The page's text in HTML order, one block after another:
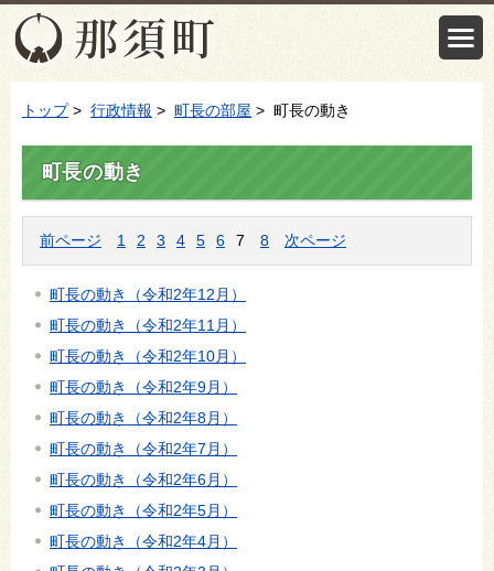
トップ> 行政情報 > 町長の部屋 > 町長の動き
町長の動き
前ページ 1 2 3 4 5 6 7 8 次ページ
町長の動き（令和2年12月）
町長の動き（令和2年11月）
町長の動き（令和2年10月）
町長の動き（令和2年9月）
町長の動き（令和2年8月）
町長の動き（令和2年7月）
町長の動き（令和2年6月）
町長の動き（令和2年5月）
町長の動き（令和2年4月）